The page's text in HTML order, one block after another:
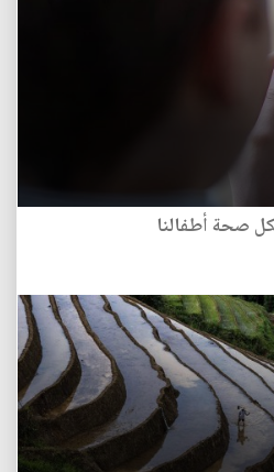
صحة أطفالنا